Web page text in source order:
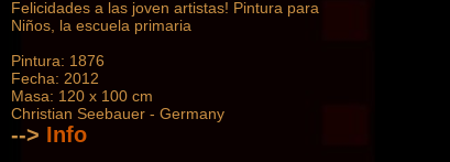
Felicidades a las joven artistas! Pintura para
Niños, la escuela primaria
Pintura: 1876
Fecha: 2012
Masa: 120 x 100 cm
Christian Seebauer - Germany
--> Info